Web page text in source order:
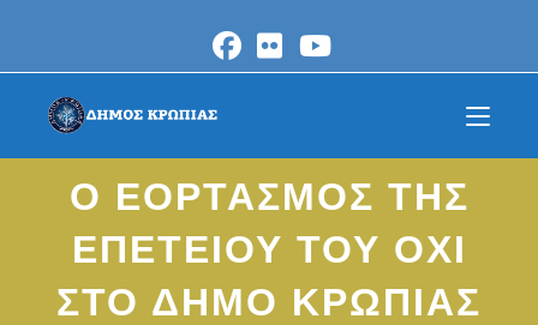
content
Ο ΕΟΡΤΑΣΜΟΣ ΤΗΣ
ΕΠΕΤΕΙΟΥ ΤΟΥ ΟΧΙ
ΣΤΟ ΔΗΜΟ ΚΡΩΠΙΑΣ